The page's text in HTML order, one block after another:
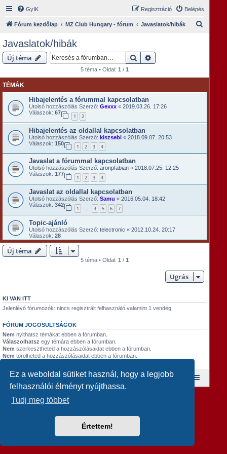
Ez a weboldal sütiket használ, hogy a legjobb
felhasználói élményt nyújthassa.
Tudj meg többet
Értettem!
GyIK Belépés
Regisztráció
Fórum kezdőlap MZ Club Hungary - fórum Javaslatok/hibák
Javaslatok/hibák
Új téma Keresés
5 téma • Oldal:1 /1
TÉMÁK
Hibajelentés a fórummal kapcsolatban
Utolsó hozzászólás Szerző: Gexxx « 2019.03.26. 17:26
Válaszok: 67
1 2
Hibajelentés az oldallal kapcsolatban
Utolsó hozzászólás Szerző: kiszsebi « 2018.09.07. 20:53
Válaszok: 150
1 2 3 4
Javaslat a fórummal kapcsolatban
Utolsó hozzászólás Szerző: aronpfabian « 2018.07.25. 12:25
Válaszok: 177
1 2 3 4
Javaslat az oldallal kapcsolatban
Utolsó hozzászólás Szerző: Samu « 2016.05.04. 18:42
Válaszok: 342
1 … 4 5 6 7
Topic-ajánló
Utolsó hozzászólás Szerző: telectronic « 2012.10.24. 20:17
Válaszok: 28
Új téma
5 téma • Oldal:1 /1
Ugrás
KI VAN ITT
Jelenlévő fórumozók: nincs regisztrált felhasználó valamint 1 vendég
FÓRUM JOGOSULTSÁGOK
Nem nyithatsz témákat ebben a fórumban.
Válaszolhatsz egy témára ebben a fórumban.
Nem szerkesztheted a hozzászólásaidat ebben a fórumban.
Nem törölheted a hozzászólásaidat ebben a fórumban.
Fórum kezdőlap A csapat
Revolution style by
Powered by
Magyar fordítás ©